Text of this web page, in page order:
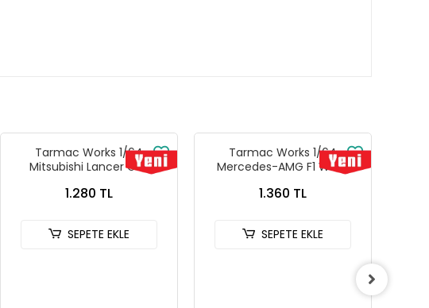
Tarmac Works 1/64
Mitsubishi Lancer GSR
Tarmac Cards - GLOBAL64
1.280 TL
SEPETE EKLE
Tarmac Works 1/64
Mercedes-AMG F1 W14 E
Prix 2023 Lewis Hamilton -
GLOBAL64 T64G-F064-LH2
1.360 TL
SEPETE EKLE